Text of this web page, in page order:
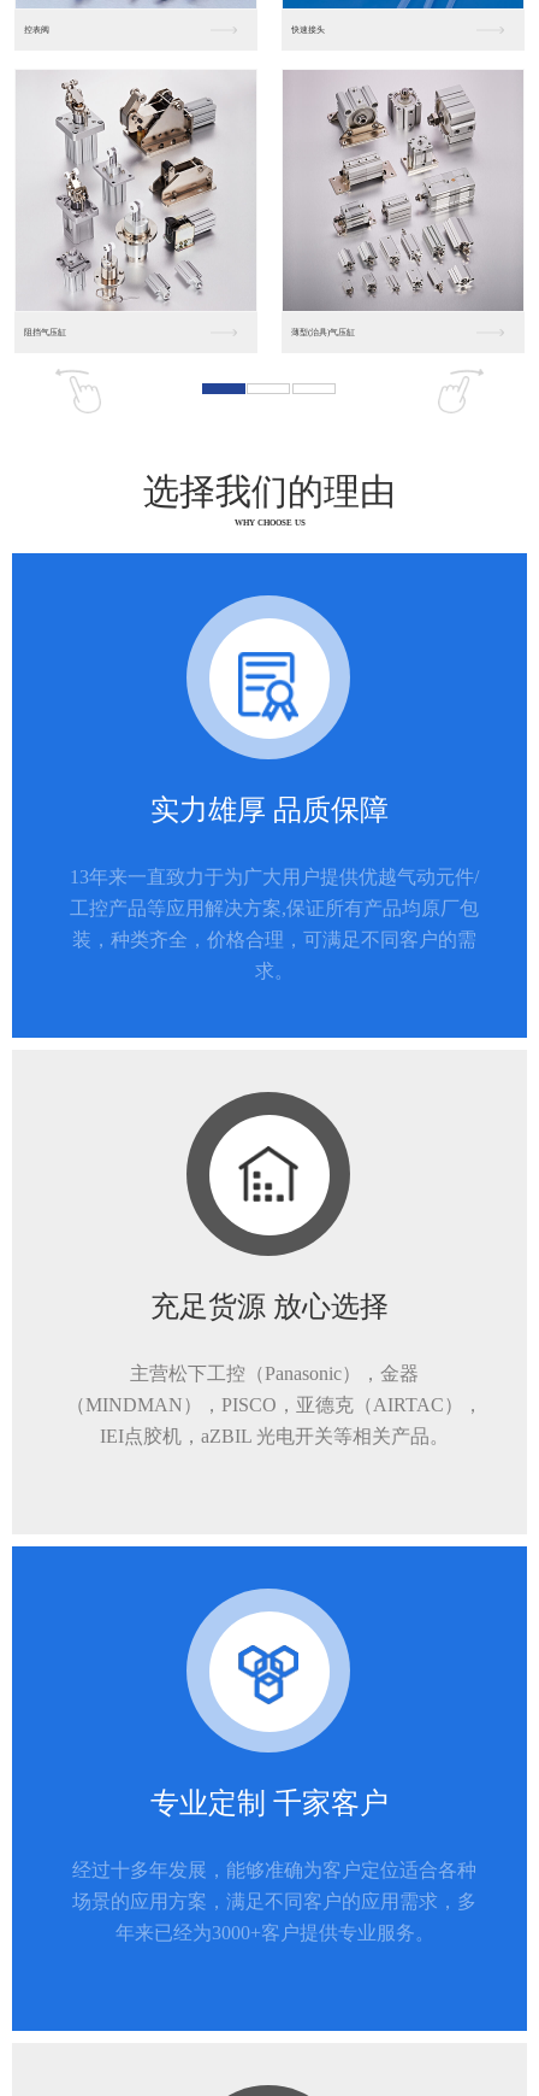
东莞松下PLC 松下人机界面GT07
松下人机界面DP10... 数字光钎传感器FX-...
选择我们的理由
WHY CHOOSE US
实力雄厚 品质保障
13年来一直致力于为广大用户提供优越气动元件/
工控产品等应用解决方案,保证所有产品均原厂包
装，种类齐全，价格合理，可满足不同客户的需
求。
充足货源 放心选择
主营松下工控（Panasonic），金器
（MINDMAN），PISCO，亚德克（AIRTAC），
IEI点胶机，aZBIL 光电开关等相关产品。
专业定制 千家客户
经过十多年发展，能够准确为客户定位适合各种
场景的应用方案，满足不同客户的应用需求，多
年来已经为3000+客户提供专业服务。